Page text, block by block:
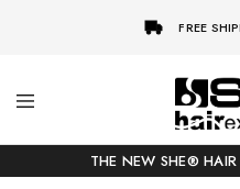
FREE
She-
Hairextensions
Socap
Premium
Hair
THE NEW SHE®